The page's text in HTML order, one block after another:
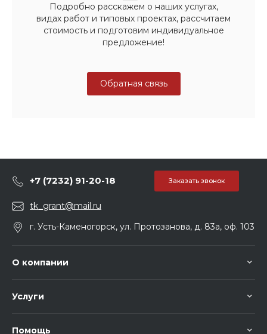
Подробно расскажем о наших услугах,
видах работ и типовых проектах, рассчитаем
стоимость и подготовим индивидуальное
предложение!
Обратная связь
+7 (7232) 91-20-18 Заказать звонок
tk_grant@mail.ru
г. Усть-Каменогорск, ул. Протозанова, д. 83а, оф. 103
О компании
Услуги
Помощь